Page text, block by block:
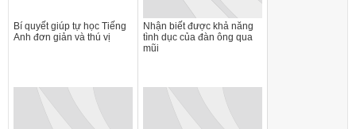
Bí quyết giúp tự học Tiếng
Anh đơn giản và thú vị
Nhận biết được khả năng
tình dục của đàn ông qua
mũi